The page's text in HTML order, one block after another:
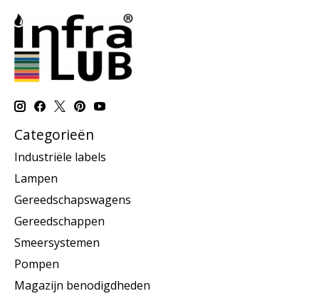
Categorieën
Industriële labels
Lampen
Gereedschapswagens
Gereedschappen
Smeersystemen
Pompen
Magazijn benodigdheden